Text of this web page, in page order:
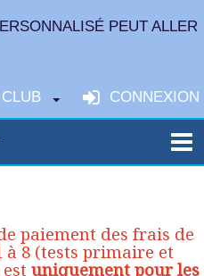
PEUT ALLER
CLUB CONNEXION
paiement des frais de
à 8 (tests primaire et
uniquement pour les